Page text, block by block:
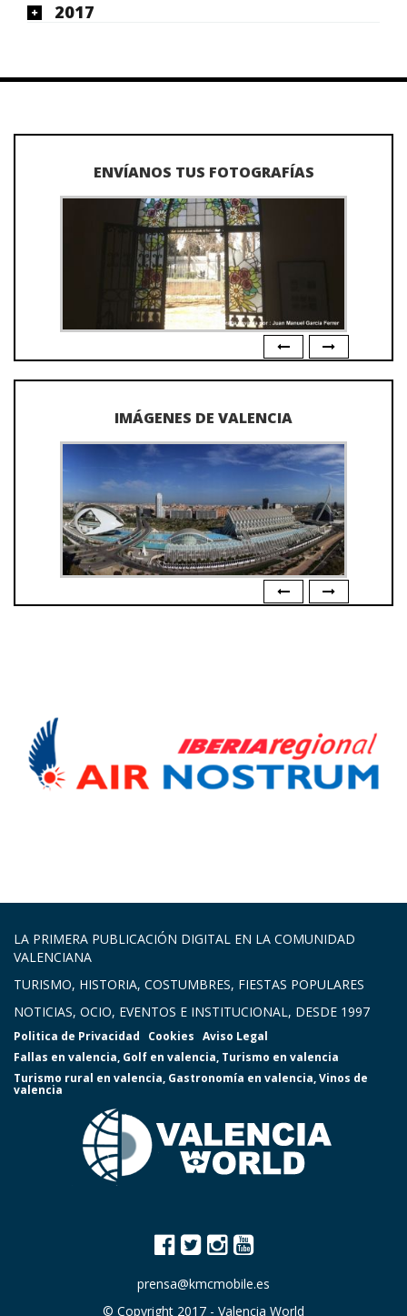
2017
ENVÍANOS TUS FOTOGRAFÍAS
IMÁGENES DE VALENCIA
LA PRIMERA PUBLICACIÓN DIGITAL EN LA COMUNIDAD
VALENCIANA
TURISMO, HISTORIA, COSTUMBRES, FIESTAS POPULARES
NOTICIAS, OCIO, EVENTOS E INSTITUCIONAL, DESDE 1997
Politica de Privacidad Cookies Aviso Legal
Fallas en valencia, Golf en valencia, Turismo en valencia
Turismo rural en valencia, Gastronomía en valencia,Vinos de
valencia
prensa@kmcmobile.es
© Copyright 2017 - Valencia World